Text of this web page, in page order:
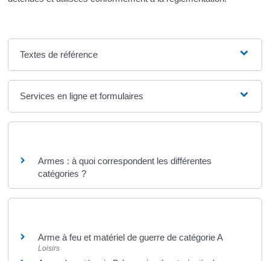
Textes de référence
Services en ligne et formulaires
Armes : à quoi correspondent les différentes
catégories ?
Arme à feu et matériel de guerre de catégorie A
Loisirs